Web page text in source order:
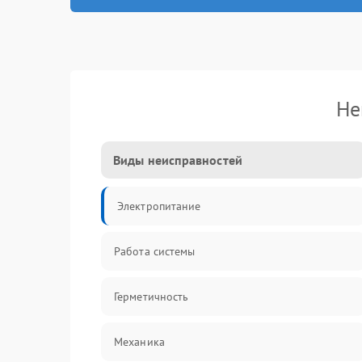
Виды неисправностей
Электропитание
Работа системы
Герметичность
Механика